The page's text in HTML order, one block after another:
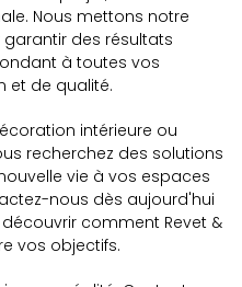
Nous mettons notre
des résultats
à toutes vos
et de qualité.
intérieure ou
recherchez des solutions
vie à vos espaces
nous dès aujourd'hui
comment Revet &
vos objectifs.